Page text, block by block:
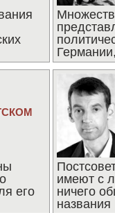
его
имеют с
ничего
названия